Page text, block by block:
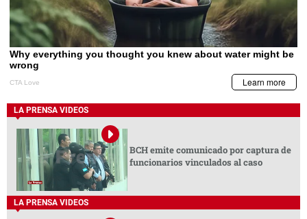
LA PRENSA VIDEOS
BCH emite comunicado por captura de
funcionarios vinculados al caso
LA PRENSA VIDEOS